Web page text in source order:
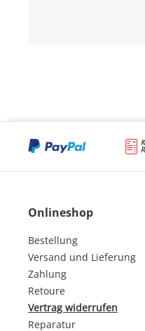
Onlineshop
Bestellung
Versand und Lieferung
Zahlung
Retoure
Vertrag widerrufen
Reparatur